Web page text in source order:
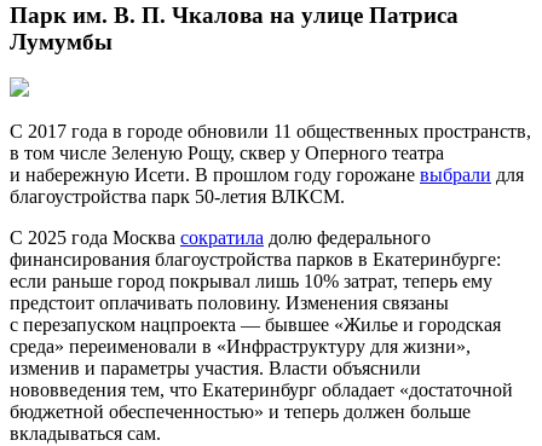
Парк им. В. П. Чкалова на улице Патриса
Лумумбы
С 2017 года в городе обновили 11 общественных пространств,
в том числе Зеленую Рощу, сквер у Оперного театра
и набережную Исети. В прошлом году горожане выбрали для
благоустройства парк 50-летия ВЛКСМ.
С 2025 года Москва сократила долю федерального
финансирования благоустройства парков в Екатеринбурге:
если раньше город покрывал лишь 10% затрат, теперь ему
предстоит оплачивать половину. Изменения связаны
с перезапуском нацпроекта — бывшее «Жилье и городская
среда» переименовали в «Инфраструктуру для жизни»,
изменив и параметры участия. Власти объяснили
нововведения тем, что Екатеринбург обладает «достаточной
бюджетной обеспеченностью» и теперь должен больше
вкладываться сам.